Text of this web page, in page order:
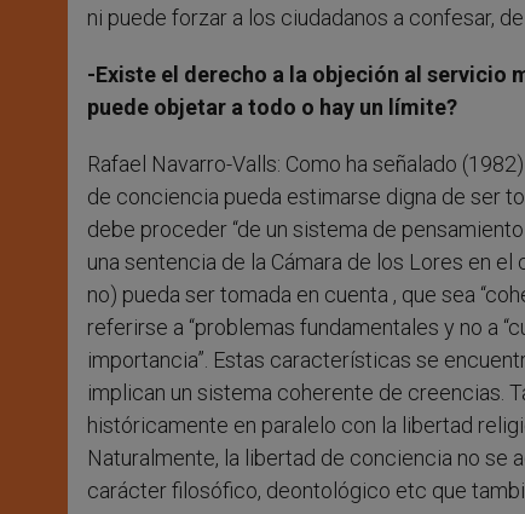
ni puede forzar a los ciudadanos a confesar,
-Existe el derecho a la objeción al servicio
puede objetar a todo o hay un límite?
Rafael Navarro-Valls: Como ha señalado
de conciencia pueda estimarse digna de ser
debe proceder “de un sistema de
una sentencia de la Cámara de los Lores en
no) pueda ser tomada en cuenta , que sea
referirse a “problemas fundamentales y no a
importancia”. Estas características se
implican un sistema coherente de creencias.
históricamente en paralelo con la libertad
Naturalmente, la libertad de conciencia no se
carácter filosófico, deontológico etc que